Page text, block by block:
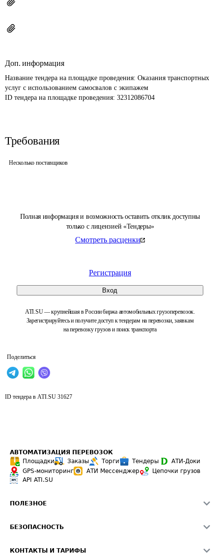
Полная информация и возможность оставить отклик доступны
только с лицензией «Тендеры»
Смотреть расценки
Регистрация
Вход
ATI.SU — крупнейшая в России биржа автомобильных грузоперевозок.
Зарегистрируйтесь и получите доступ к тендерам на перевозки, заявкам
на перевозку грузов и поиск транспорта
Поделиться
Доп. информация
Название тендера на площадке проведения: Оказания транспортных
услуг с использованием самосвалов с экипажем
ID тендера на площадке проведения: 32312086704
Требования
Несколько поставщиков
ID тендера в ATI.SU 31627
АВТОМАТИЗАЦИЯ ПЕРЕВОЗОК
Площадки
Заказы Торги Тендеры
АТИ-Доки
GPS-мониторинг
АТИ Мессенджер
Цепочки грузов
API ATI.SU
ПОЛЕЗНОЕ
Звезды ATI.SU на вашем сайте
БЕЗОПАСНОСТЬ
КОНТАКТЫ И ТАРИФЫ